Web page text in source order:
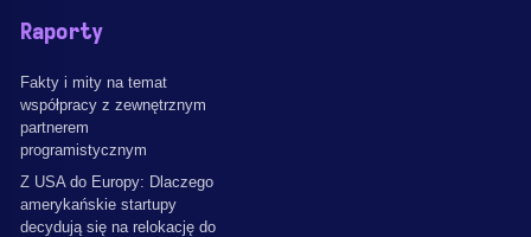
Raporty
Fakty i mity na temat
współpracy z zewnętrznym
partnerem
programistycznym
Z USA do Europy: Dlaczego
amerykańskie startupy
decydują się na relokację do